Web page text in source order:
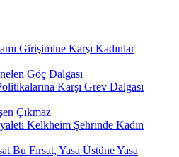
Girişimine Karşı Kadınlar
Göç Dalgası
Karşı Grev Dalgası
Çıkmaz
Kelkheim Şehrinde Kadın
Bu Fırsat, Yasa Üstüne Yasa